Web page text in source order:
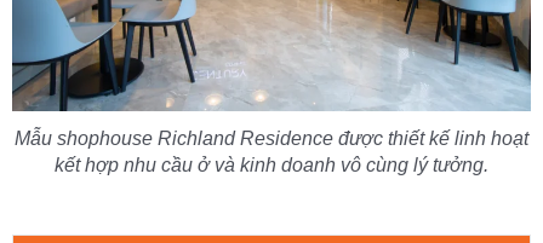
Mẫu shophouse Richland Residence được thiết kế linh hoạt
kết hợp nhu cầu ở và kinh doanh vô cùng lý tưởng.